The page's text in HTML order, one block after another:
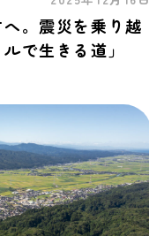
。震災を乗り越
で生きる道」